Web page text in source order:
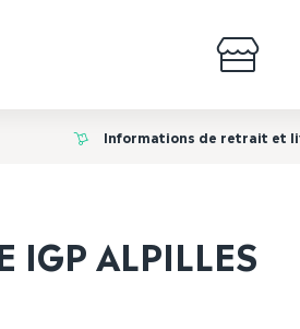
Informations de retrait et
IGP ALPILLES